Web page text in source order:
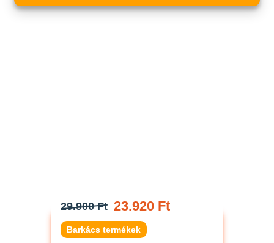
29.900 Ft 23.920 Ft
Barkács termékek